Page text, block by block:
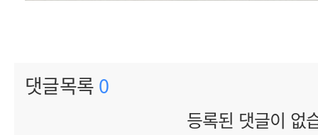
댓글목록 0
등록된 댓글이 없